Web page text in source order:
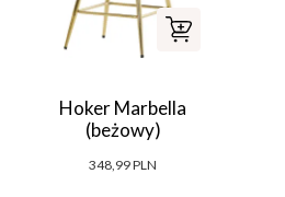
Hoker Marbella
(beżowy)
348,99 PLN